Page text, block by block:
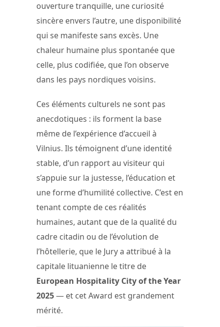
ouverture tranquille, une curiosité
sincère envers l’autre, une disponibilité
qui se manifeste sans excès. Une
chaleur humaine plus spontanée que
celle, plus codifiée, que l’on observe
dans les pays nordiques voisins.
Ces éléments culturels ne sont pas
anecdotiques : ils forment la base
même de l’expérience d’accueil à
Vilnius. Ils témoignent d’une identité
stable, d’un rapport au visiteur qui
s’appuie sur la justesse, l’éducation et
une forme d’humilité collective. C’est en
tenant compte de ces réalités
humaines, autant que de la qualité du
cadre citadin ou de l’évolution de
l’hôtellerie, que le Jury a attribué à la
capitale lituanienne le titre de
European Hospitality City of the Year
2025— et cet Award est grandement
mérité.